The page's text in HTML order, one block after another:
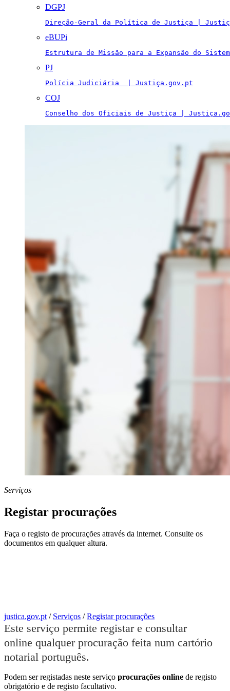
DGPJ
Direção-Geral da Política de Justiça |
eBUPi
Estrutura de Missão para a Expansão do
PJ
Polícia Judiciária  | Justiça.gov.pt
COJ
Conselho dos Oficiais de Justiça |
Serviços
Registar procurações
Faça o registo de procurações através da internet. Consulte os
documentos em qualquer altura.
justica.gov.pt / Serviços /Registar procurações
Este serviço permite registar e consultar
online qualquer procuração feita num cartório
notarial português.
Podem ser registadas neste serviço procurações online de registo
obrigatório e de registo facultativo.